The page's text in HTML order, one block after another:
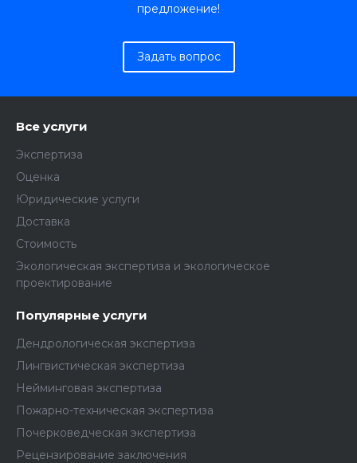
предложение!
Задать вопрос
Все услуги
Экспертиза
Оценка
Юридические услуги
Доставка
Стоимость
Экологическая экспертиза и экологическое
проектирование
Популярные услуги
Дендрологическая экспертиза
Лингвистическая экспертиза
Нейминговая экспертиза
Пожарно-техническая экспертиза
Почерковедческая экспертиза
Рецензирование заключения